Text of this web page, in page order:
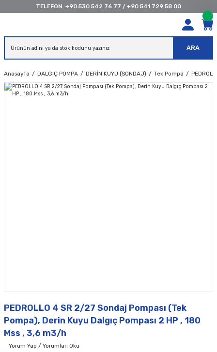
TELEFON: +90 530 542 76 77 / +90 541 729 58 00
ARA
Anasayfa DALGIÇ POMPA DERİN KUYU (SONDAJ) Tek Pompa
PEDROLLO 4 SR 2/27 Sondaj Pompası (Tek
Pompa), Derin Kuyu Dalgıç Pompası 2 HP , 180
Mss , 3,6 m3/h
Yorum Yap / Yorumları Oku